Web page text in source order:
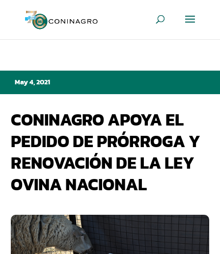
May 4, 2021
CONINAGRO APOYA EL
PEDIDO DE PRÓRROGA Y
RENOVACIÓN DE LA LEY
OVINA NACIONAL